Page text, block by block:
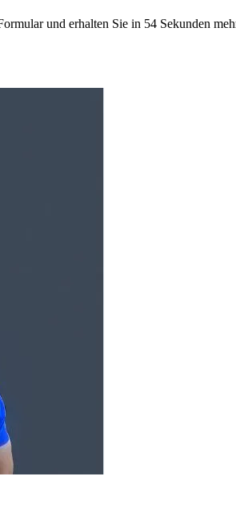
und erhalten Sie in 54 Sekunden